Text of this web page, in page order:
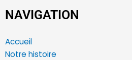
NAVIGATION
Accueil
Notre histoire